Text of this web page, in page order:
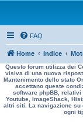
FAQ
Home Indice
Questo forum utilizza dei
visiva di una nuova
Mantenimento dello stato
accettano queste
software phpBB, relativi
Youtube, ImageShack,
altri siti. La navigazione su
ogni